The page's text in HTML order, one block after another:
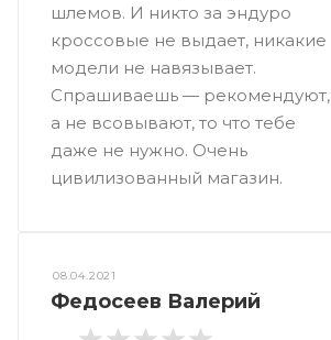
шлемов. И никто за эндуро
кроссовые не выдает, никакие
модели не навязывает.
Спрашиваешь — рекомендуют,
а не всовывают, то что тебе
даже не нужно. Очень
цивилизованный магазин.
08.04.2021
Федосеев Валерий